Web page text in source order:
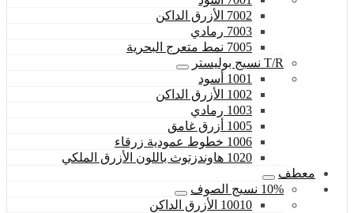
7002 الأزرق الداكن
7003 رمادي
7005 نمط متعرج البحرية
T/R نسيج بوليستر
1001 أسود
1002 الأزرق الداكن
1003 رمادي
1005 أزرق غامق
1006 خطوط عمودية زرقاء
1020 هاوندزتوث باللون الأزرق الملكي
معطف
10% نسيج الصوف
10010 الأزرق الداكن